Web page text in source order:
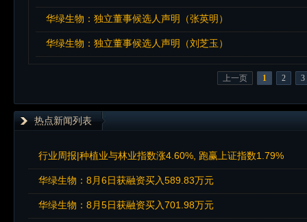
华绿生物：独立董事候选人声明（张英明）
华绿生物：独立董事候选人声明（刘芝玉）
上一页 1 2 3
热点新闻列表
行业周报|种植业与林业指数涨4.60%, 跑赢上证指数1.79%
华绿生物：8月6日获融资买入589.83万元
华绿生物：8月5日获融资买入701.98万元